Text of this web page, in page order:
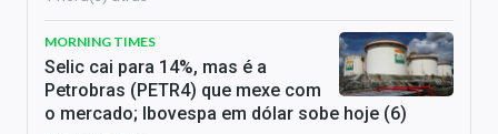
MORNING TIMES
Selic cai para 14%, mas é a
Petrobras (PETR4) que mexe com
o mercado; Ibovespa em dólar sobe hoje (6)